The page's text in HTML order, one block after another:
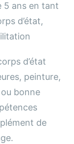
5 ans en tant
d’état,
d’état
peinture,
bonne
de